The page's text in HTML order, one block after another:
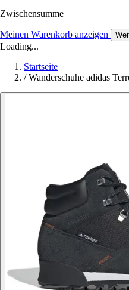
Zwischensumme
Meinen Warenkorb anzeigen
Loading...
Startseite
/ Wanderschuhe adidas